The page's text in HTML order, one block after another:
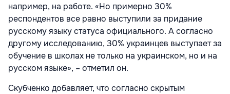
например, на работе. «Но примерно 30%
респондентов все равно выступили за придание
русскому языку статуса официального. А согласно
другому исследованию, 30% украинцев выступает за
обучение в школах не только на украинском, но и на
русском языке», – отметил он.
Скубченко добавляет, что согласно скрытым